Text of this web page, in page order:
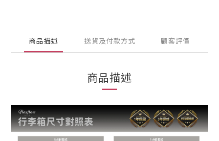
商品描述 送貨及付款方式 顧客評價
商品描述